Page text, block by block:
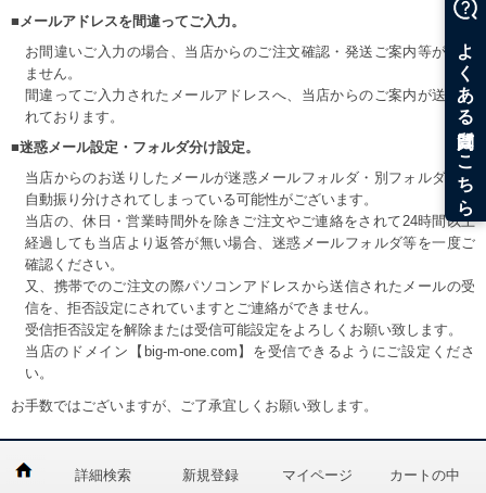
■メールアドレスを間違ってご入力。
お間違いご入力の場合、当店からのご注文確認・発送ご案内等が届き
ません。
間違ってご入力されたメールアドレスへ、当店からのご案内が送信さ
れております。
■迷惑メール設定・フォルダ分け設定。
当店からのお送りしたメールが迷惑メールフォルダ・別フォルダ等へ
自動振り分けされてしまっている可能性がございます。
当店の、休日・営業時間外を除きご注文やご連絡をされて24時間以上
経過しても当店より返答が無い場合、迷惑メールフォルダ等を一度ご
確認ください。
又、携帯でのご注文の際パソコンアドレスから送信されたメールの受
信を、拒否設定にされていますとご連絡ができません。
受信拒否設定を解除または受信可能設定をよろしくお願い致します。
当店のドメイン【big-m-one.com】を受信できるようにご設定くださ
い。
お手数ではございますが、ご了承宜しくお願い致します。
詳細検索 新規登録 マイページ カートの中